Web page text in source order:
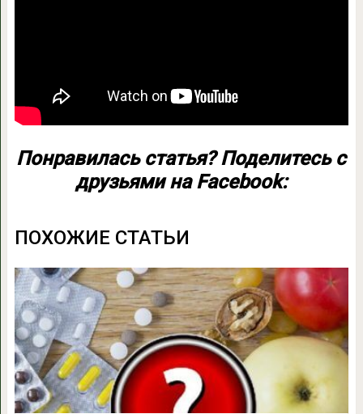
Понравилась статья? Поделитесь с
друзьями на Facebook:
ПОХОЖИЕ СТАТЬИ